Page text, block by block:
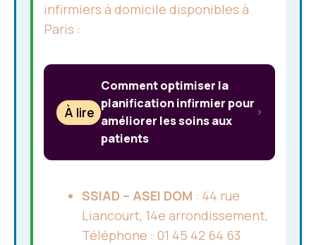
infirmiers à domicile disponibles à
Paris :
À lire
Comment optimiser la
planification infirmier pour
améliorer les soins aux
patients
SSIAD – ASEI DOM : 44 rue
Liancourt, 14e arrondissement,
Téléphone : 01 45 42 64 63